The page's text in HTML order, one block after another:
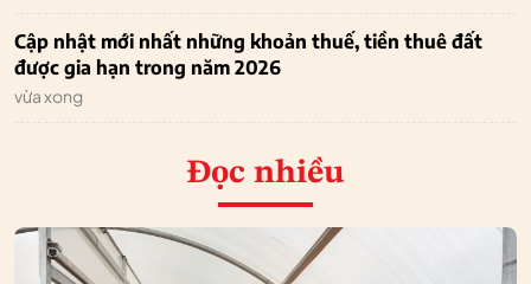
Cập nhật mới nhất những khoản thuế, tiền thuê đất
được gia hạn trong năm 2026
vừa xong
Đọc nhiều